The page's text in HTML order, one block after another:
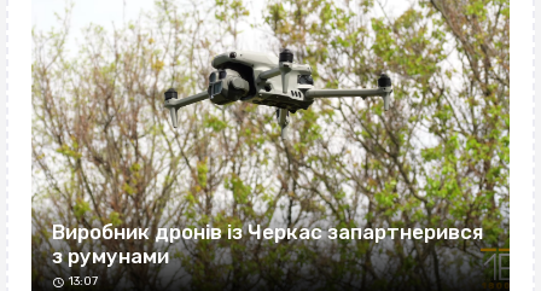
Виробник дронів із Черкас запартнерився
з румунами
13:07